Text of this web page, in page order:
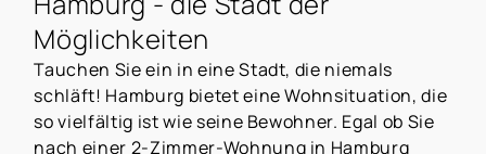
Möglichkeiten
Tauchen Sie ein in eine Stadt, die niemals
schläft! Hamburg bietet eine Wohnsituation, die
so vielfältig ist wie seine Bewohner. Egal ob Sie
nach einer 2-Zimmer-Wohnung in Hamburg